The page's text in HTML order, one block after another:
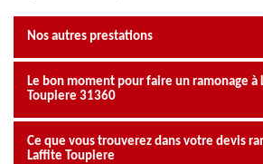
Nos autres prestations
Le bon moment pour faire un ramonage à
Toupiere 31360
Ce que vous trouverez dans votre devis
Laffite Toupiere